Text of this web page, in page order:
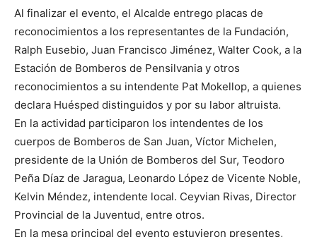
Al finalizar el evento, el Alcalde entrego placas de
reconocimientos a los representantes de la Fundación,
Ralph Eusebio, Juan Francisco Jiménez, Walter Cook, a la
Estación de Bomberos de Pensilvania y otros
reconocimientos a su intendente Pat Mokellop, a quienes
declara Huésped distinguidos y por su labor altruista.
En la actividad participaron los intendentes de los
cuerpos de Bomberos de San Juan, Víctor Michelen,
presidente de la Unión de Bomberos del Sur, Teodoro
Peña Díaz de Jaragua, Leonardo López de Vicente Noble,
Kelvin Méndez, intendente local. Ceyvian Rivas, Director
Provincial de la Juventud, entre otros.
En la mesa principal del evento estuvieron presentes,